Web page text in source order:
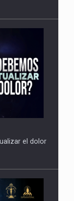
el dolor